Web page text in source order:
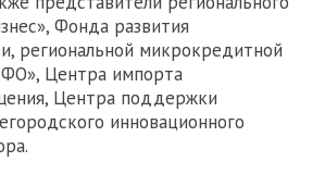
Фонда развития
региональной микрокредитной
Центра импорта
Центра поддержки
инновационного